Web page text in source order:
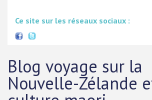
Ce site sur les réseaux sociaux :
Blog voyage sur la
Nouvelle-Zélande